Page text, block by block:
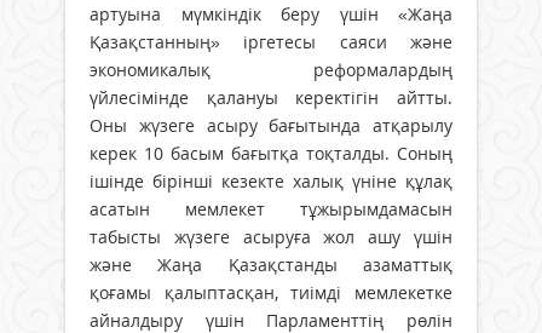
артуына мүмкіндік беру үшін «Жаңа
Қазақстанның» іргетесы саяси және
экономикалық реформалардың
үйлесімінде қалануы керектігін айтты.
Оны жүзеге асыру бағытында атқарылу
керек 10 басым бағытқа тоқталды. Соның
ішінде бірінші кезекте халық үніне құлақ
асатын мемлекет тұжырымдамасын
табысты жүзеге асыруға жол ашу үшін
және Жаңа Қазақстанды азаматтық
қоғамы қалыптасқан, тиімді мемлекетке
айналдыру үшін Парламенттің рөлін